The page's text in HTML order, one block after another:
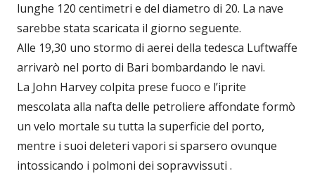
lunghe 120 centimetri e del diametro di 20. La nave
sarebbe stata scaricata il giorno seguente.
Alle 19,30 uno stormo di aerei della tedesca Luftwaffe
arrivarò nel porto di Bari bombardando le navi.
La John Harvey colpita prese fuoco e l’iprite
mescolata alla nafta delle petroliere affondate formò
un velo mortale su tutta la superficie del porto,
mentre i suoi deleteri vapori si sparsero ovunque
intossicando i polmoni dei sopravvissuti .